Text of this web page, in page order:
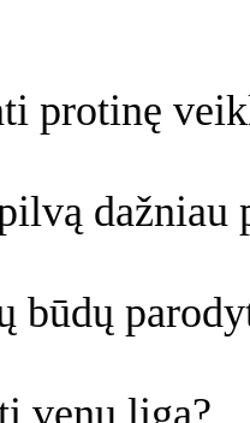
protinę
dažniau
būdų
venų ligą?